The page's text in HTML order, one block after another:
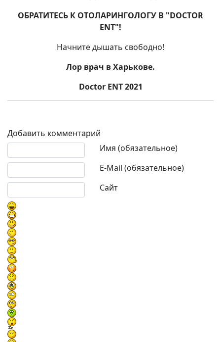
ОБРАТИТЕСЬ К ОТОЛАРИНГОЛОГУ В "DOCTOR
ENT"!
Начните дышать свободно!
Лор врач в Харькове.
Doctor ENT 2021
Добавить комментарий
Имя (обязательное)
E-Mail (обязательное)
Сайт
Текст комментария